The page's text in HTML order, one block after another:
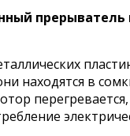
прерыватель
находятся в